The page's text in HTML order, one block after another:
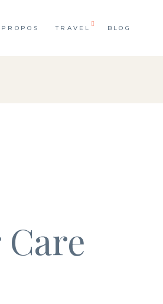
TRAVEL BLOG